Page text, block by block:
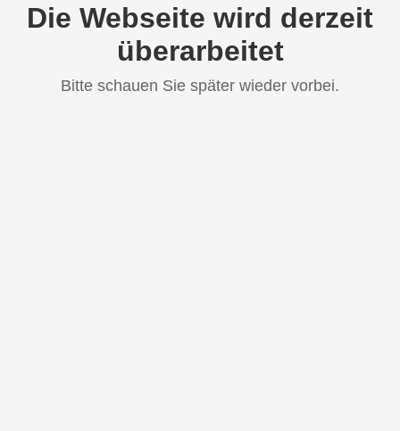
Die Webseite wird derzeit
überarbeitet
Bitte schauen Sie später wieder vorbei.